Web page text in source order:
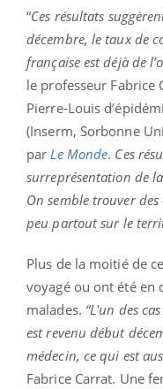
“Ces résultats
décembre, le taux de
française est déjà de
le professeur Fabrice
Pierre-Louis
(Inserm, Sorbonne
parLe Monde. Ces
surreprésentation de
On semble trouver
peu partout sur le
Plus de la moitié de
voyagé ou ont été en
malades. “L'un des
est revenu début
médecin, ce qui est
Fabrice Carrat. Une